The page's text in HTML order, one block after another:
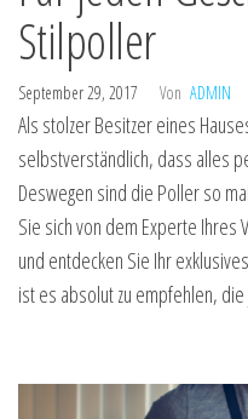
Stilpoller
September 29, 2017 Von ADMIN
Als stolzer Besitzer eines
selbstverständlich, dass alles
Deswegen sind die Poller so
Sie sich von dem Experte
und entdecken Sie Ihr
ist es absolut zu empfehlen,